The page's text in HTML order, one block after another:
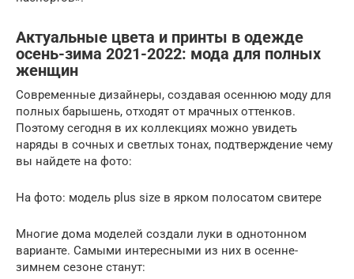
Актуальные цвета и принты в одежде
осень-зима 2021-2022: мода для полных
женщин
Современные дизайнеры, создавая осеннюю моду для
полных барышень, отходят от мрачных оттенков.
Поэтому сегодня в их коллекциях можно увидеть
наряды в сочных и светлых тонах, подтверждение чему
вы найдете на фото:
На фото: модель plus size в ярком полосатом свитере
Многие дома моделей создали луки в однотонном
варианте. Самыми интересными из них в осенне-
зимнем сезоне станут: